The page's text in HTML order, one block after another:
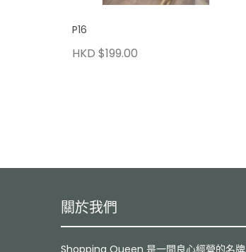
P16
HKD $199.00
關於我們